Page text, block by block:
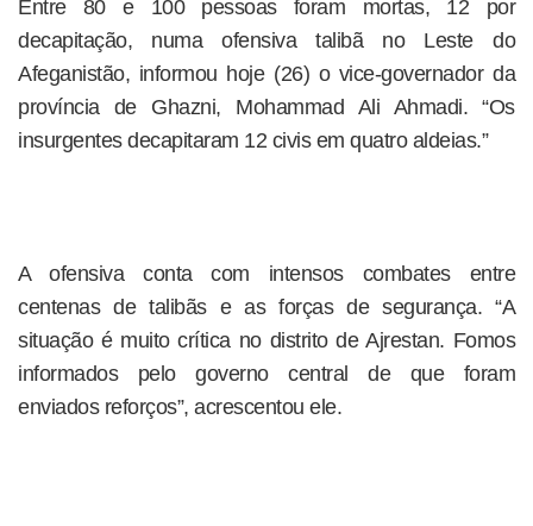
Entre 80 e 100 pessoas foram mortas, 12 por
decapitação, numa ofensiva talibã no Leste do
Afeganistão, informou hoje (26) o vice-governador da
província de Ghazni, Mohammad Ali Ahmadi. “Os
insurgentes decapitaram 12 civis em quatro aldeias.”
A ofensiva conta com intensos combates entre
centenas de talibãs e as forças de segurança. “A
situação é muito crítica no distrito de Ajrestan. Fomos
informados pelo governo central de que foram
enviados reforços”, acrescentou ele.